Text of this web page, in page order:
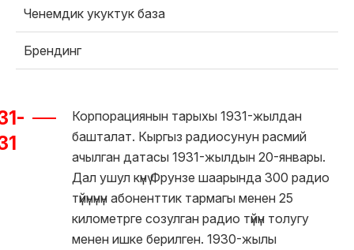
Ченемдик укуктук база
Брендинг
Корпорациянын тарыхы 1931-жылдан
башталат. Кыргыз радиосунун расмий
ачылган датасы 1931-жылдын 20-январы.
Дал ушул күнү Фрунзе шаарында 300 радио
түйүнүнүн абоненттик тармагы менен 25
километрге созулган радио түйүн толугу
менен ишке берилген. 1930-жылы